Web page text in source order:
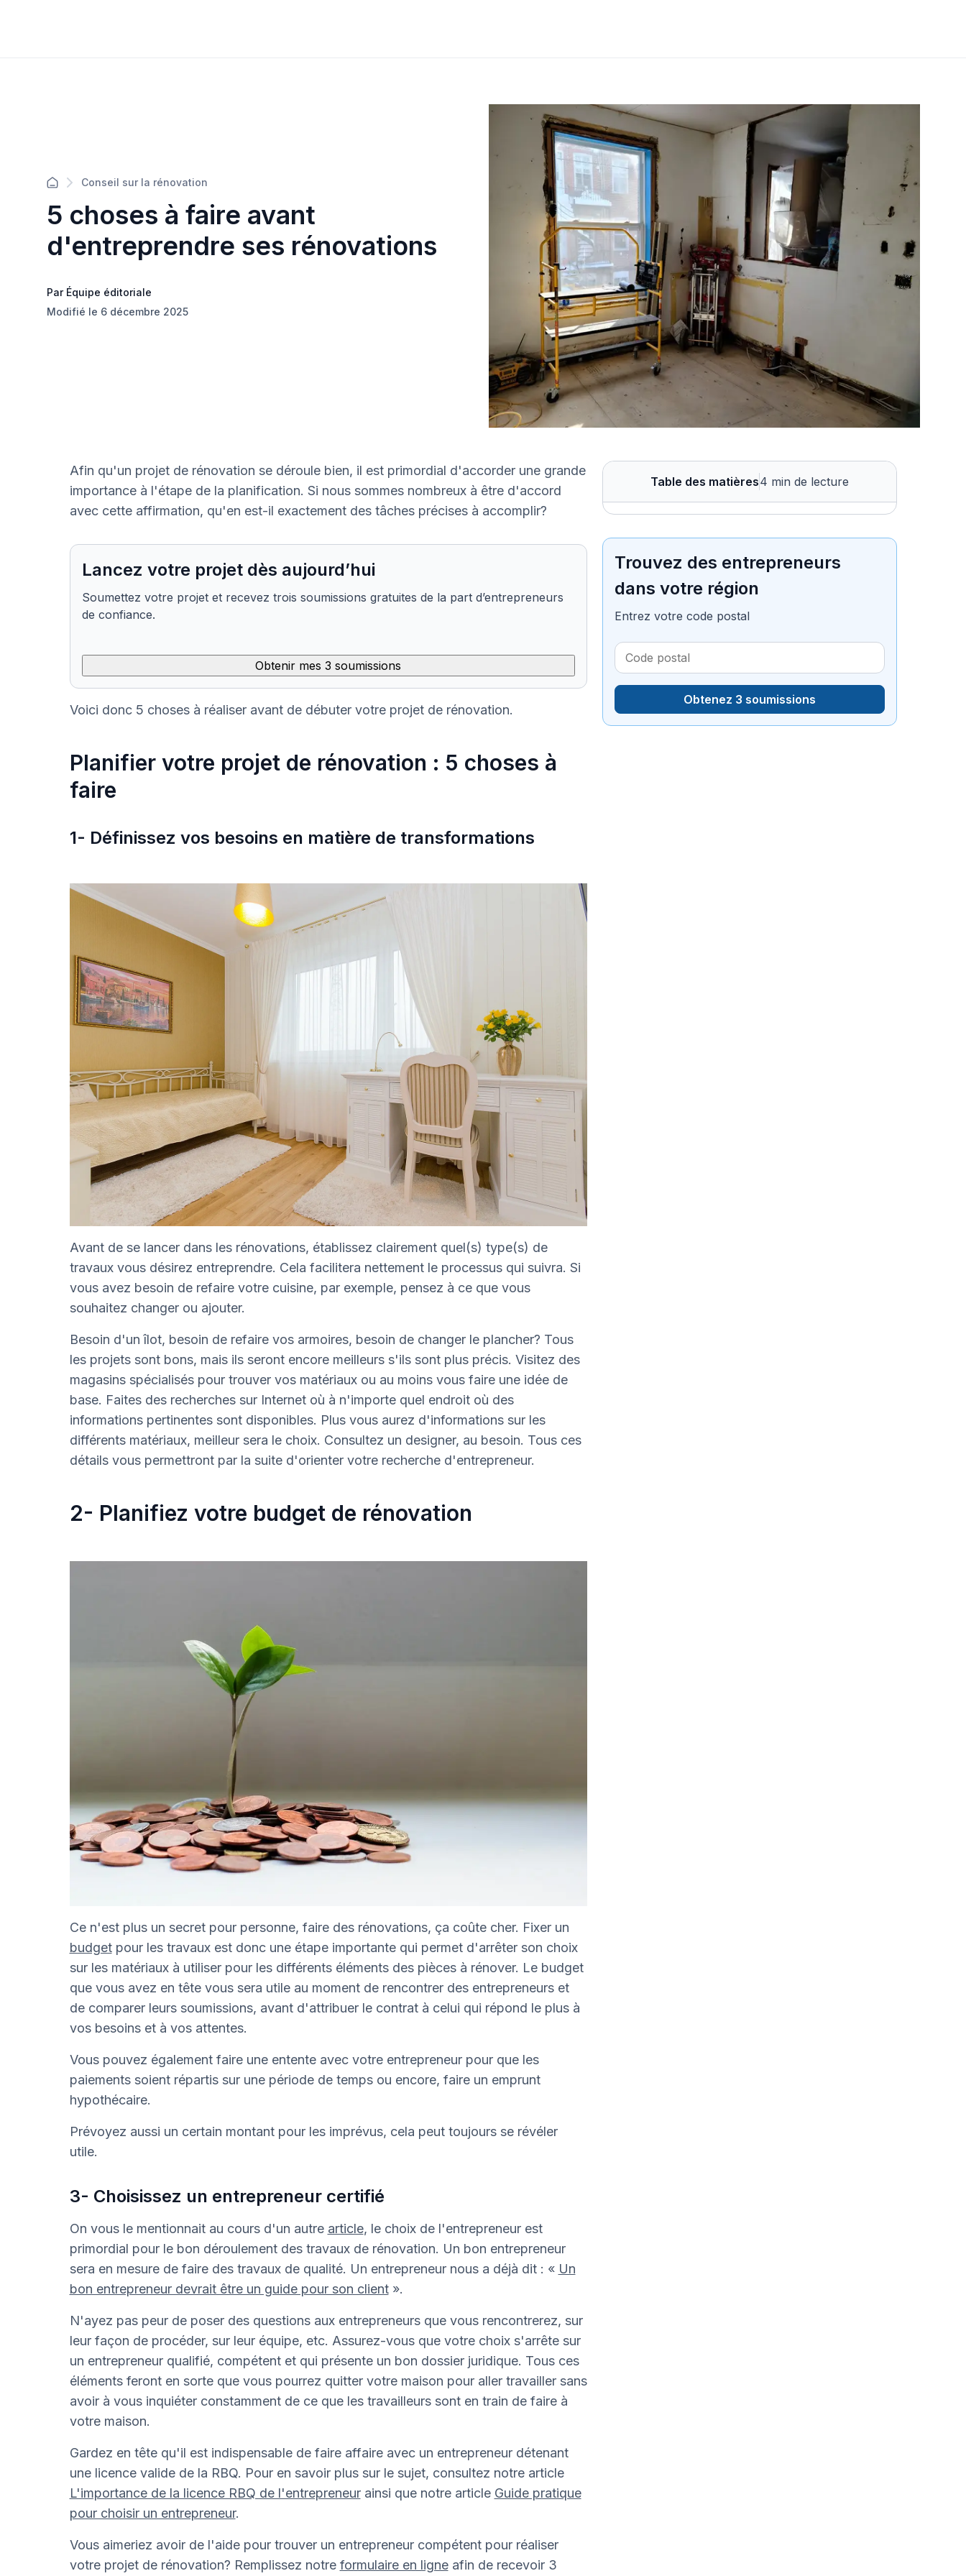
Conseil sur la rénovation
5 choses à faire avant
d'entreprendre ses rénovations
Par Équipe éditoriale
Modifié le 6 décembre 2025
Afin qu'un projet de rénovation se déroule bien, il est primordial d'accorder une grande
importance à l'étape de la planification. Si nous sommes nombreux à être d'accord
avec cette affirmation, qu'en est-il exactement des tâches précises à accomplir?
Lancez votre projet dès aujourd’hui
Soumettez votre projet et recevez trois soumissions gratuites de la part d’entrepreneurs
de confiance.
Obtenir mes 3 soumissions
Voici donc 5 choses à réaliser avant de débuter votre projet de rénovation.
Planifier votre projet de rénovation : 5 choses à
faire
1- Définissez vos besoins en matière de transformations
Avant de se lancer dans les rénovations, établissez clairement quel(s) type(s) de
travaux vous désirez entreprendre. Cela facilitera nettement le processus qui suivra. Si
vous avez besoin de refaire votre cuisine, par exemple, pensez à ce que vous
souhaitez changer ou ajouter.
Besoin d'un îlot, besoin de refaire vos armoires, besoin de changer le plancher? Tous
les projets sont bons, mais ils seront encore meilleurs s'ils sont plus précis. Visitez des
magasins spécialisés pour trouver vos matériaux ou au moins vous faire une idée de
base. Faites des recherches sur Internet où à n'importe quel endroit où des
informations pertinentes sont disponibles. Plus vous aurez d'informations sur les
différents matériaux, meilleur sera le choix. Consultez un designer, au besoin. Tous ces
détails vous permettront par la suite d'orienter votre recherche d'entrepreneur.
2- Planifiez votre budget de rénovation
Ce n'est plus un secret pour personne, faire des rénovations, ça coûte cher. Fixer un
budgetpour les travaux est donc une étape importante qui permet d'arrêter son choix
sur les matériaux à utiliser pour les différents éléments des pièces à rénover. Le budget
que vous avez en tête vous sera utile au moment de rencontrer des entrepreneurs et
de comparer leurs soumissions, avant d'attribuer le contrat à celui qui répond le plus à
vos besoins et à vos attentes.
Vous pouvez également faire une entente avec votre entrepreneur pour que les
paiements soient répartis sur une période de temps ou encore, faire un emprunt
hypothécaire.
Prévoyez aussi un certain montant pour les imprévus, cela peut toujours se révéler
utile.
3- Choisissez un entrepreneur certifié
On vous le mentionnait au cours d'un autre article, le choix de l'entrepreneur est
primordial pour le bon déroulement des travaux de rénovation. Un bon entrepreneur
sera en mesure de faire des travaux de qualité. Un entrepreneur nous a déjà dit : « Un
bon entrepreneur devrait être un guide pour son client».
N'ayez pas peur de poser des questions aux entrepreneurs que vous rencontrerez, sur
leur façon de procéder, sur leur équipe, etc. Assurez-vous que votre choix s'arrête sur
un entrepreneur qualifié, compétent et qui présente un bon dossier juridique. Tous ces
éléments feront en sorte que vous pourrez quitter votre maison pour aller travailler sans
avoir à vous inquiéter constamment de ce que les travailleurs sont en train de faire à
votre maison.
Gardez en tête qu'il est indispensable de faire affaire avec un entrepreneur détenant
une licence valide de la RBQ. Pour en savoir plus sur le sujet, consultez notre article
L'importance de la licence RBQ de l'entrepreneurainsi que notre article Guide pratique
pour choisir un entrepreneur.
Vous aimeriez avoir de l'aide pour trouver un entrepreneur compétent pour réaliser
votre projet de rénovation? Remplissez notre formulaire en ligneafin de recevoir 3
Table des matières4 min de lecture
Trouvez des entrepreneurs
dans votre région
Entrez votre code postal
Obtenez 3 soumissions